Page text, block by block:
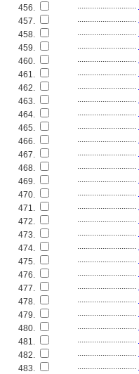
456.
............................
457.
............................
458.
............................
459.
............................
460.
............................
461.
............................
462.
............................
463.
............................
464.
............................
465.
............................
466.
............................
467.
............................
468.
............................
469.
............................
470.
............................
471.
............................
472.
............................
473.
............................
474.
............................
475.
............................
476.
............................
477.
............................
478.
............................
479.
............................
480.
............................
481.
............................
482.
............................
483.
............................